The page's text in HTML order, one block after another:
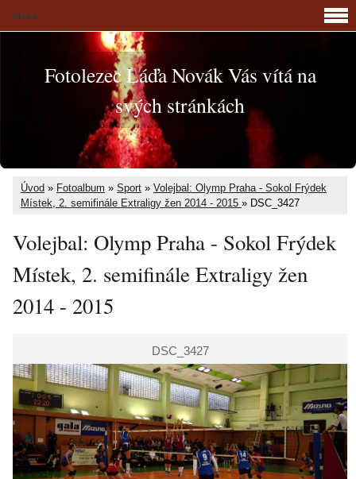
Fotolezec Láďa Novák Vás vítá na
svých stránkách
Úvod » Fotoalbum » Sport » Volejbal: Olymp Praha - Sokol Frýdek
Místek, 2. semifinále Extraligy žen 2014 - 2015 » DSC_3427
Volejbal: Olymp Praha - Sokol Frýdek
Místek, 2. semifinále Extraligy žen
2014 - 2015
DSC_3427
Menu